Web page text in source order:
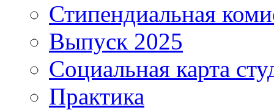
Стипендиальная
Выпуск 2025
Социальная карта
Практика